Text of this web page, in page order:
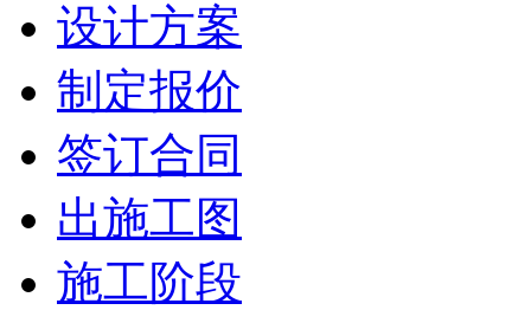
设计方案
制定报价
签订合同
出施工图
施工阶段